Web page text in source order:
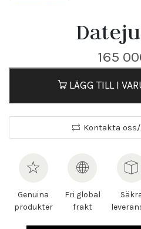
165
LÄGG TILL I
Kontakta
Genuina
produkter
Fri global
frakt